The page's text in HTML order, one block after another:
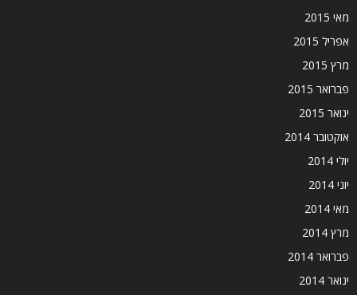
מאי 2015
אפריל 2015
מרץ 2015
פברואר 2015
ינואר 2015
אוקטובר 2014
יולי 2014
יוני 2014
מאי 2014
מרץ 2014
פברואר 2014
ינואר 2014